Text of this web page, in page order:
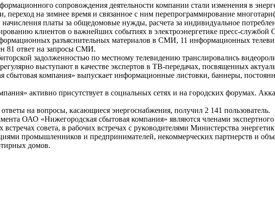
сопровождения деятельности компании стали изменения в
переход на зимнее время и связанное с ним перепрограммирование
платы за общедомовые нужды, расчета за индивидуальное
клиентов о важнейших событиях в электроэнергетике пресс-
разъяснительных материалов в СМИ, 11 информационных
81 ответ на запросы СМИ.
задолженностью по местному телевидению транслировались
выступают в качестве экспертов в ТВ-передачах, посвященных
компания» выпускает информационные листовки, баннеры,
активно присутствует в социальных сетях и на городских форумах.
на вопросы, касающиеся энергоснабжения, получил 2 141 пользователь.
ОАО «Нижегородская сбытовая компания» являются членами
встречах совета, в рабочих встречах с руководителями Министерства
промышленников и предпринимателей, некоммерческих партнерств и
домов.